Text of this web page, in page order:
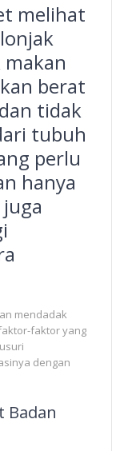
melihat
berat
tidak
tubuh
perlu
hanya
mendadak
faktor yang
dengan
Badan